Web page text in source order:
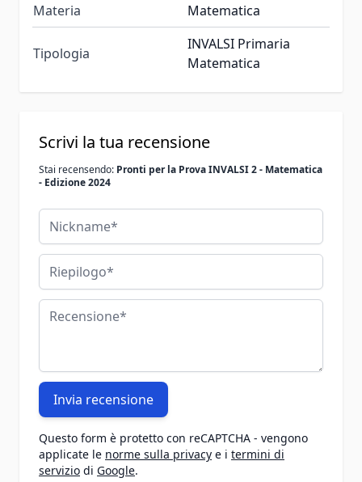
Materia
Matematica
Tipologia
INVALSI Primaria
Matematica
Scrivi la tua recensione
Stai recensendo: Pronti per la Prova INVALSI 2 - Matematica
- Edizione 2024
Nickname
Riepilogo
Recensione
Invia recensione
Questo form è protetto con reCAPTCHA - vengono
applicate le norme sulla privacy e i termini di
servizio di Google.